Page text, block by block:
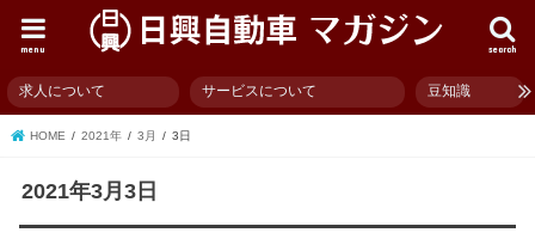
search
menu
求人について サービスについて 豆知識
HOME 2021年 3月 3日
2021年3月3日